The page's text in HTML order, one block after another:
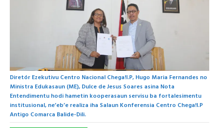
Diretór Ezekutivu Centro Nacional Chega!I.P, Hugo Maria Fernandes no
Ministra Edukasaun (ME), Dulce de Jesus Soares asina Nota
Entendimentu hodi hametin kooperasaun servisu ba fortalesimentu
institusional, ne’eb’e realiza iha Salaun Konferensia Centro Chega!I.P
Antigo Comarca Balide-Dili.